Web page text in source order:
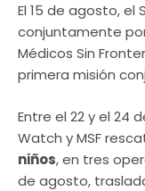
El 15 de agosto, el
conjuntamente
Médicos Sin
primera misión
Entre el 22 y el 24
Watch y MSF
niños, en tres
de agosto,